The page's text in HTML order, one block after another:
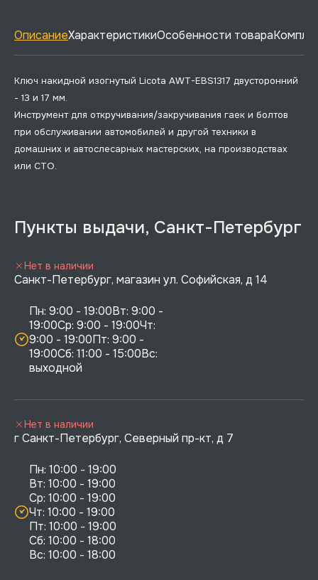
ОписаниеХарактеристикиОсобенности товара
Ключ накидной изогнутый Licota AWT-EBS1317 двусторонний
- 13 и 17 мм.
Инструмент для откручивания/закручивания гаек и болтов
при обслуживании автомобилей и другой техники в
домашних и автослесарных мастерских, на производствах
или СТО.
Пункты выдачи, Санкт-Петербург
Санкт-Петербург, магазин ул. Софийская, д 14
Пн: 9:00 - 19:00Вт: 9:00 -
19:00Ср: 9:00 - 19:00Чт:
9:00 - 19:00Пт: 9:00 -
19:00Сб: 11:00 - 15:00Вс:
выходной
Нет в наличии
г Санкт-Петербург, Северный пр-кт, д 7
Пн: 10:00 - 19:00
Вт: 10:00 - 19:00
Ср: 10:00 - 19:00
Чт: 10:00 - 19:00
Пт: 10:00 - 19:00
Сб: 10:00 - 18:00
Нет в наличии